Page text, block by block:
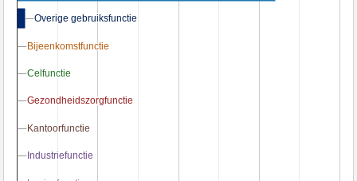
Overige gebruiksfunctie
Overige gebruiksfunctie
Bijeenkomstfunctie
Bijeenkomstfunctie
Celfunctie
Celfunctie
Gezondheidszorgfunctie
Gezondheidszorgfunctie
Kantoorfunctie
Kantoorfunctie
Industriefunctie
Industriefunctie